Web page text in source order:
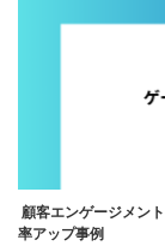
顧客エンゲージメン
率アップ事例